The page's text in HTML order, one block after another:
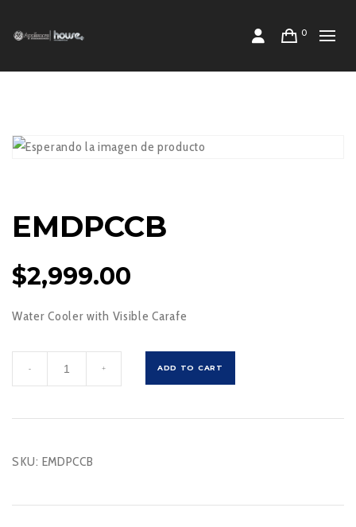
0
EMDPCCB
$2,999.00
Water Cooler with Visible Carafe
cantidad
- + ADD TO CART
SKU: EMDPCCB